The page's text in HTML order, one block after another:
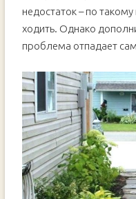
недостаток – по
ходить. Однако
проблема отпадает